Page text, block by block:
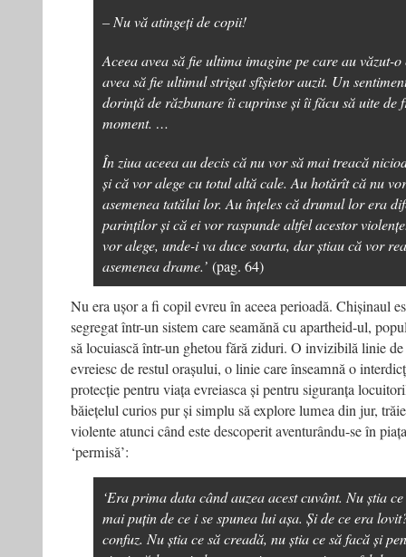
– Nu vă atingeți de copii!
Aceea avea să fie ultima imagine pe care au văzut-
avea să fie ultimul strigat sfîșietor auzit. Un
dorință de răzbunare îi cuprinse și îi făcu să uite de
moment. …
În ziua aceea au decis că nu vor să mai treacă
și că vor alege cu totul altă cale. Au hotărît că nu
asemenea tatălui lor. Au înțeles că drumul lor era
parinților și că ei vor raspunde altfel acestor
vor alege, unde-i va duce soarta, dar știau că vor
asemenea drame.’ (pag. 64)
Nu era ușor a fi copil evreu în aceea perioadă. Chișinaul
segregat într-un sistem care seamănă cu apartheid-ul,
să locuiască într-un ghetou fără ziduri. O invizibilă linie de
evreiesc de restul orașului, o linie care înseamnă o
protecție pentru viața evreiasca și pentru siguranța
băiețelul curios pur și simplu să explore lumea din jur,
violente atunci când este descoperit aventurându-se în
‘permisă’:
‘Era prima data când auzea acest cuvânt. Nu știa
mai puțin de ce i se spunea lui așa. Și de ce era
confuz. Nu știa ce să creadă, nu știa ce să facă și